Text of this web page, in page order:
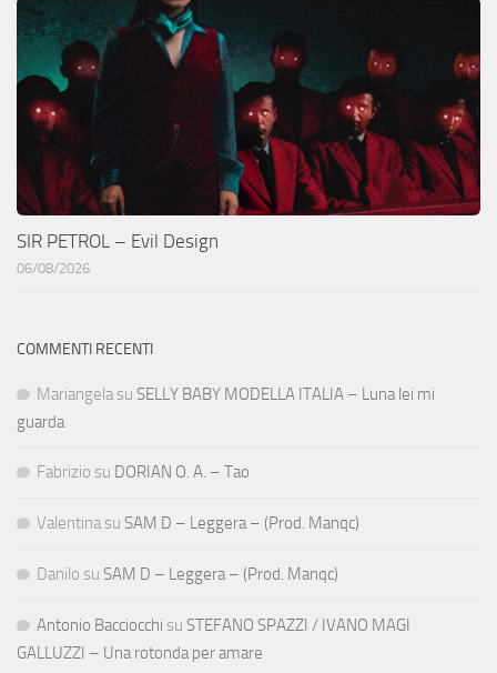
SIR PETROL – Evil Design
06/08/2026
COMMENTI RECENTI
Mariangela su SELLY BABY MODELLA ITALIA – Luna lei mi
guarda
Fabrizio su DORIAN O. A. – Tao
Valentina su SAM D – Leggera – (Prod. Manqc)
Danilo su SAM D – Leggera – (Prod. Manqc)
Antonio Bacciocchi su STEFANO SPAZZI / IVANO MAGI
GALLUZZI – Una rotonda per amare